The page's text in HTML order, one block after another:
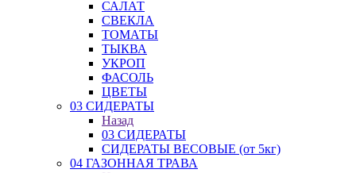
САЛАТ
СВЕКЛА
ТОМАТЫ
ТЫКВА
УКРОП
ФАСОЛЬ
ЦВЕТЫ
03 СИДЕРАТЫ
Назад
03 СИДЕРАТЫ
СИДЕРАТЫ ВЕСОВЫЕ (от 5кг)
04 ГАЗОННАЯ ТРАВА